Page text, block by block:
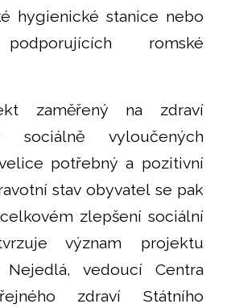
hygienické stanice nebo
romské
zaměřený na zdraví
vyloučených
potřebný a pozitivní
stav obyvatel se pak
zlepšení sociální
význam projektu
Nejedlá, vedoucí Centra
zdraví Státního